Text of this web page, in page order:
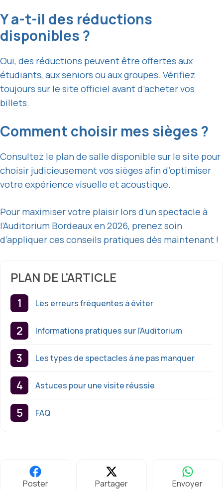
Y a-t-il des réductions
disponibles ?
Oui, des réductions peuvent être offertes aux
étudiants, aux seniors ou aux groupes. Vérifiez
toujours sur le site officiel avant d’acheter vos
billets.
Comment choisir mes sièges ?
Consultez le plan de salle disponible sur le site pour
choisir judicieusement vos sièges afin d’optimiser
votre expérience visuelle et acoustique.
Pour maximiser votre plaisir lors d’un spectacle à
l’Auditorium Bordeaux en 2026, prenez soin
d’appliquer ces conseils pratiques dès maintenant !
PLAN DE L'ARTICLE
Les erreurs fréquentes à éviter
Informations pratiques sur l’Auditorium
Les types de spectacles à ne pas manquer
Astuces pour une visite réussie
FAQ
Poster Partager Envoyer